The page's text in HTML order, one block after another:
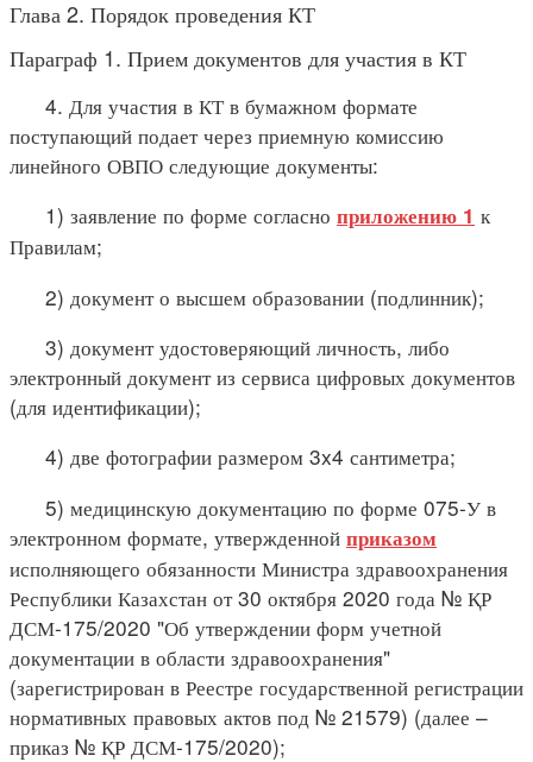
Глава 2. Порядок проведения КТ
Параграф 1. Прием документов для участия в КТ
4. Для участия в КТ в бумажном формате
поступающий подает через приемную комиссию
линейного ОВПО следующие документы:
1) заявление по форме согласно приложению 1 к
Правилам;
2) документ о высшем образовании (подлинник);
3) документ удостоверяющий личность, либо
электронный документ из сервиса цифровых документов
(для идентификации);
4) две фотографии размером 3x4 сантиметра;
5) медицинскую документацию по форме 075-У в
электронном формате, утвержденной приказом
исполняющего обязанности Министра здравоохранения
Республики Казахстан от 30 октября 2020 года № ҚР
ДСМ-175/2020 "Об утверждении форм учетной
документации в области здравоохранения"
(зарегистрирован в Реестре государственной регистрации
нормативных правовых актов под № 21579) (далее –
приказ № ҚР ДСМ-175/2020);